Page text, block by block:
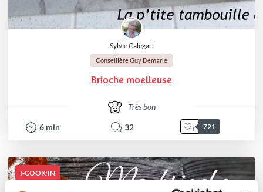
Sylvie Calegari
Conseillère Guy Demarle
Brioche moelleuse
Très bon
6 min 32 721
I-COOK'IN